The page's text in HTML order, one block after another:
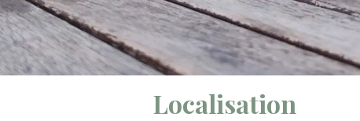
Localisation